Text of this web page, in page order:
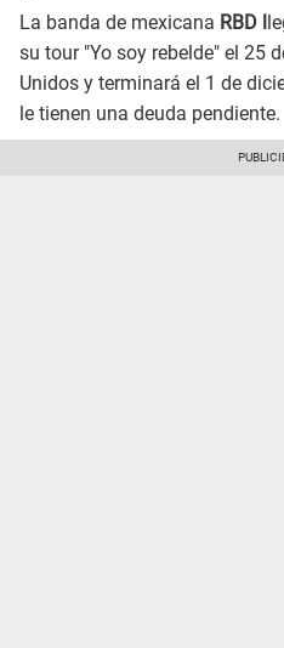
La banda de mexicana RBD l
su tour "Yo soy rebelde" el 25
Unidos y terminará el 1 de
le tienen una deuda pendiente.